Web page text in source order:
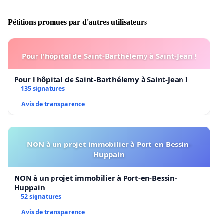
Pétitions promues par d'autres utilisateurs
Pour l'hôpital de Saint-Barthélemy à Saint-Jean !
Pour l'hôpital de Saint-Barthélemy à Saint-Jean !
135 signatures
Avis de transparence
NON à un projet immobilier à Port-en-Bessin-
Huppain
NON à un projet immobilier à Port-en-Bessin-
Huppain
52 signatures
Avis de transparence